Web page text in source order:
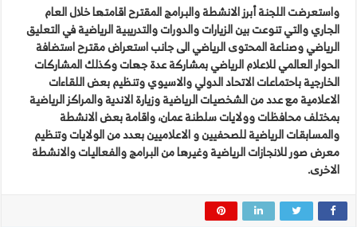
واستعرضت اللجنة أبرز الانشطة والبرامج المقترح اقامتها خلال العام
الجاري والتي تنوعت بين الزيارات والدورات والتدريبية الرياضية في التعليق
الرياضي وصناعة المحتوى الرياضي الى جانب استعراض مقترح استضافة
الحوار العالمي للاعلام الرياضي بمشاركة عدة جهات وكذلك المشاركات
الخارجية باحتماعات الاتحاد الدولي والاسيوي وتنظيم بعض اللقاءات
الاعلامية مع عدد من الشخصيات الرياضية وزيارة الاندية والمراكز الرياضية
بمختلف محافظات وولايات سلطنة عمان، واقامة بعض الانشطة
والمسابقات الرياضية للصحفيين و الاعلاميين بعدد من الولايات وتنظيم
معرض صور للانجازات الرياضية وغيرها من البرامج والفعاليات والانشطة
الاخرى.